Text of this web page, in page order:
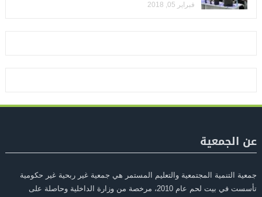
فبراير 05, 2018
عن الجمعية
جمعية التنمية المجتمعية والتعليم المستمر هي جمعية غير ربحية غير حكومية
تأسست في بيت لحم عام 2010، مرخصة من وزارة الداخلية وحاصلة على